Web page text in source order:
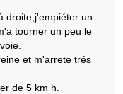
droite,j'empiéter un
tourner un peu le
et m'arrete trés
de 5 km h.